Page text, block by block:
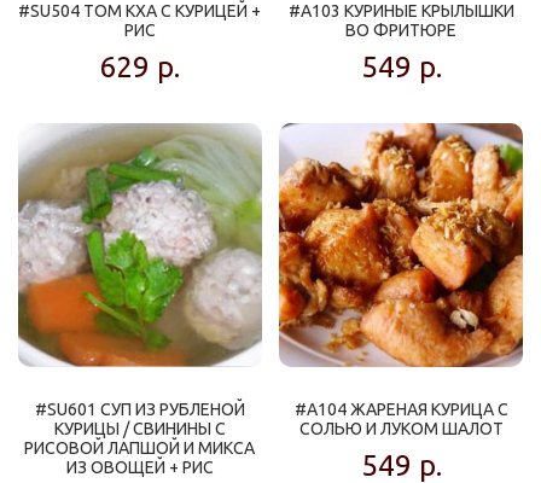
#SU504 ТОМ КХА С КУРИЦЕЙ +
РИС
629 р.
#A103 КУРИНЫЕ КРЫЛЫШКИ
ВО ФРИТЮРЕ
549 р.
#SU601 СУП ИЗ РУБЛЕНОЙ
КУРИЦЫ / СВИНИНЫ С
РИСОВОЙ ЛАПШОЙ И МИКСА
ИЗ ОВОЩЕЙ + РИС
#A104 ЖАРЕНАЯ КУРИЦА С
СОЛЬЮ И ЛУКОМ ШАЛОТ
549 р.